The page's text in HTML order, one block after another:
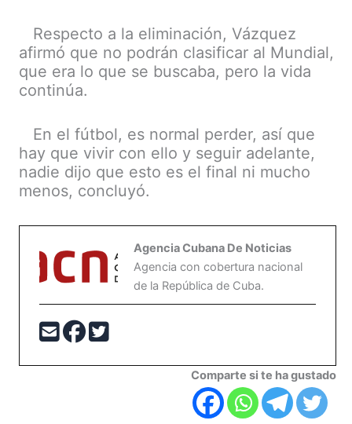
Respecto a la eliminación, Vázquez
afirmó que no podrán clasificar al Mundial,
que era lo que se buscaba, pero la vida
continúa.
En el fútbol, es normal perder, así que
hay que vivir con ello y seguir adelante,
nadie dijo que esto es el final ni mucho
menos, concluyó.
Agencia Cubana De Noticias
Agencia con cobertura nacional
de la República de Cuba.
Comparte si te ha gustado